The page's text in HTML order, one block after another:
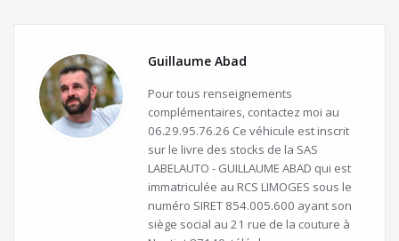
Guillaume Abad
Pour tous renseignements
complémentaires, contactez moi au
06.29.95.76.26 Ce véhicule est inscrit
sur le livre des stocks de la SAS
LABELAUTO - GUILLAUME ABAD qui est
immatriculée au RCS LIMOGES sous le
numéro SIRET 854.005.600 ayant son
siège social au 21 rue de la couture à